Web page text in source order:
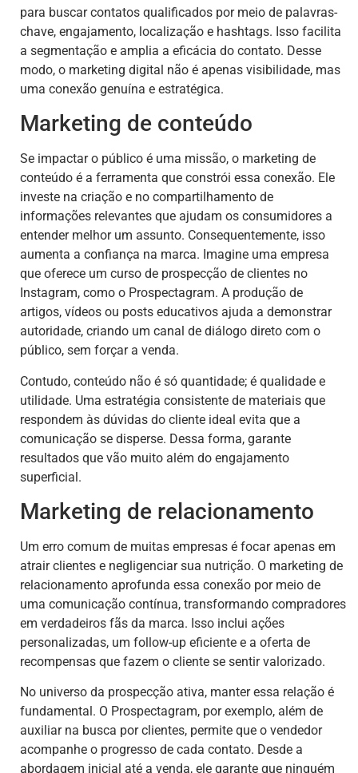
para buscar contatos qualificados por meio de palavras-
chave, engajamento, localização e hashtags. Isso facilita
a segmentação e amplia a eficácia do contato. Desse
modo, o marketing digital não é apenas visibilidade, mas
uma conexão genuína e estratégica.
Marketing de conteúdo
Se impactar o público é uma missão, o marketing de
conteúdo é a ferramenta que constrói essa conexão. Ele
investe na criação e no compartilhamento de
informações relevantes que ajudam os consumidores a
entender melhor um assunto. Consequentemente, isso
aumenta a confiança na marca. Imagine uma empresa
que oferece um curso de prospecção de clientes no
Instagram, como o Prospectagram. A produção de
artigos, vídeos ou posts educativos ajuda a demonstrar
autoridade, criando um canal de diálogo direto com o
público, sem forçar a venda.
Contudo, conteúdo não é só quantidade; é qualidade e
utilidade. Uma estratégia consistente de materiais que
respondem às dúvidas do cliente ideal evita que a
comunicação se disperse. Dessa forma, garante
resultados que vão muito além do engajamento
superficial.
Marketing de relacionamento
Um erro comum de muitas empresas é focar apenas em
atrair clientes e negligenciar sua nutrição. O marketing de
relacionamento aprofunda essa conexão por meio de
uma comunicação contínua, transformando compradores
em verdadeiros fãs da marca. Isso inclui ações
personalizadas, um follow-up eficiente e a oferta de
recompensas que fazem o cliente se sentir valorizado.
No universo da prospecção ativa, manter essa relação é
fundamental. O Prospectagram, por exemplo, além de
auxiliar na busca por clientes, permite que o vendedor
acompanhe o progresso de cada contato. Desde a
abordagem inicial até a venda, ele garante que ninguém